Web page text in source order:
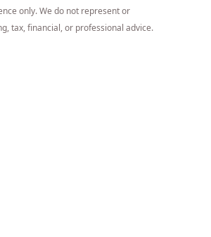
only. We do not represent or
tax, financial, or professional advice.